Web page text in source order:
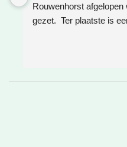
Rouwenhorst
gezet.  Ter plaatste is